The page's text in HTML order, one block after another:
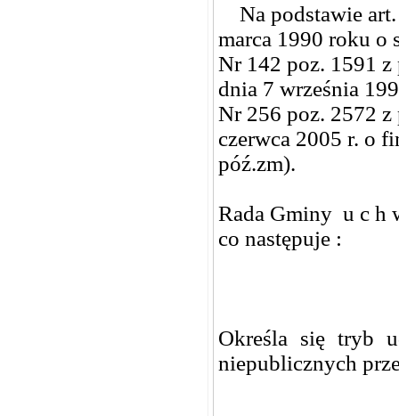
Na podstawie
marca 1990 roku o
Nr 142 poz. 1591 z
dnia 7 września
Nr 256 poz. 2572
czerwca 2005 r. o
póź.zm).
Rada Gminy u c h
co następuje :
Określa się tryb
niepublicznych